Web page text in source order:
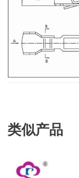
类似产品